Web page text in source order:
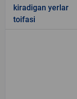
kiradigan yerlar
toifasi